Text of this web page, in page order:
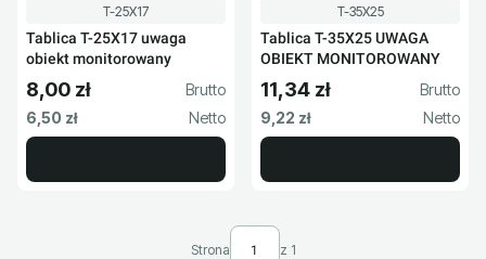
Kod produktu
T-25X17
Tablica T-25X17 uwaga
obiekt monitorowany
Cena brutto
8,00 zł
Cena netto
6,50 zł
Kod produktu
T-35X25
Tablica T-35X25 UWAGA
OBIEKT MONITOROWANY
Cena brutto
11,34 zł
Cena netto
9,22 zł
Strona z 1